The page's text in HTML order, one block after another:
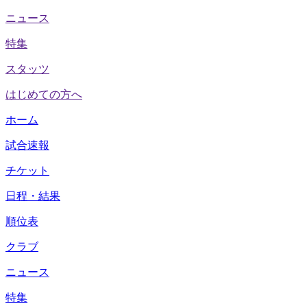
ニュース
特集
スタッツ
はじめての方へ
ホーム
試合速報
チケット
日程・結果
順位表
クラブ
ニュース
特集